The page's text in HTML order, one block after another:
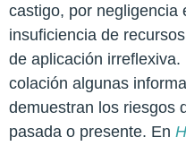
castigo, por negligencia
insuficiencia de
de aplicación
colación algunas
demuestran los riesgos
pasada o presente. En